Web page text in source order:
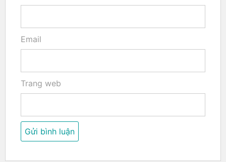
Email
Trang web